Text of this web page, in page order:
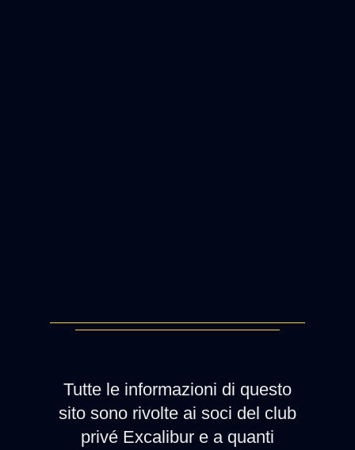
Tutte le informazioni di questo
sito sono rivolte ai soci del club
privé Excalibur e a quanti